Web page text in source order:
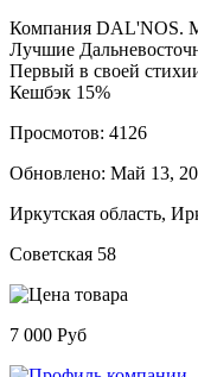
Компания DAL'NOS.
Лучшие
Первый в своей
Кешбэк 15%
Просмотов: 4126
Обновлено: Май 13,
Иркутская область,
Советская 58
7 000 Руб